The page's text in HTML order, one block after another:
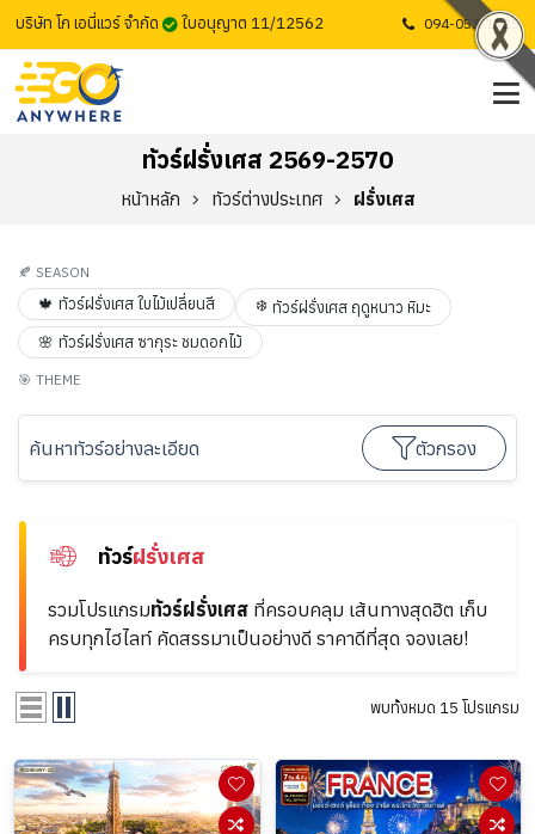
บริษัท โก เอนี่แวร์ จำกัด ใบอนุญาต 11/12562 094-053-1725
ทัวร์ฝรั่งเศส 2569-2570
หน้าหลัก ทัวร์ต่างประเทศ ฝรั่งเศส
🍂 SEASON
🍁 ทัวร์ฝรั่งเศส ใบไม้เปลี่ยนสี ❄️ ทัวร์ฝรั่งเศส ฤดูหนาว หิมะ
🌸 ทัวร์ฝรั่งเศส ซากุระ ชมดอกไม้
🎯 THEME
ค้นหาทัวร์อย่างละเอียด ตัวกรอง
ทัวร์ฝรั่งเศส
รวมโปรแกรมทัวร์ฝรั่งเศส ที่ครอบคลุม เส้นทางสุดฮิต เก็บ
ครบทุกไฮไลท์ คัดสรรมาเป็นอย่างดี ราคาดีที่สุด จองเลย!
พบทั้งหมด 15 โปรแกรม